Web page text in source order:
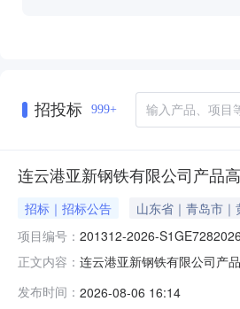
招投标 999+
连云港亚新钢铁有限公司产品
招标｜招标公告 山东省｜青岛市｜
项目编号： 201312-2026-
正文内容： 连云港亚新钢铁有限公司产
间:2026-12-01联系人:齐亚
发布时间： 2026-08-06 16:14